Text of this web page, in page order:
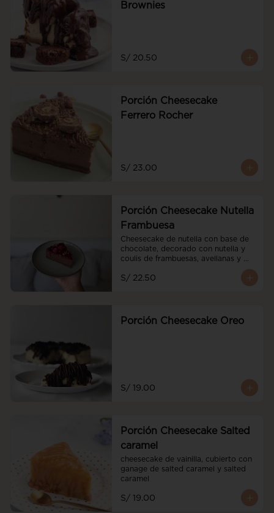
Brownies
S/ 20.50
Porción Cheesecake
Ferrero Rocher
S/ 23.00
Porción Cheesecake Nutella
Frambuesa
Cheesecake de nutella con base de
chocolate, decorado con nutella y
coulis de frambuesas, avellanas y
S/ 22.50
Porción Cheesecake Oreo
S/ 19.00
Porción Cheesecake Salted
caramel
cheesecake de vainilla, cubierto con
ganage de salted caramel y salted
caramel
S/ 19.00